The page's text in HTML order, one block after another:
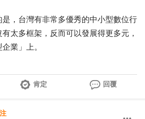
，台灣有非常多優秀的中小型數位行
太多框架，反而可以發展得更多元，
業」上。
肯定 回覆